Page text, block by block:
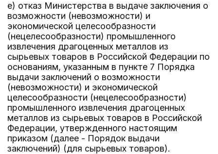
е) отказ Министерства в выдаче заключения о
возможности (невозможности) и
экономической целесообразности
(нецелесообразности) промышленного
извлечения драгоценных металлов из
сырьевых товаров в Российской Федерации по
основаниям, указанным в пункте 7 Порядка
выдачи заключений о возможности
(невозможности) и экономической
целесообразности (нецелесообразности)
промышленного извлечения драгоценных
металлов из сырьевых товаров в Российской
Федерации, утвержденного настоящим
приказом (далее - Порядок выдачи
заключений) (для сырьевых товаров).